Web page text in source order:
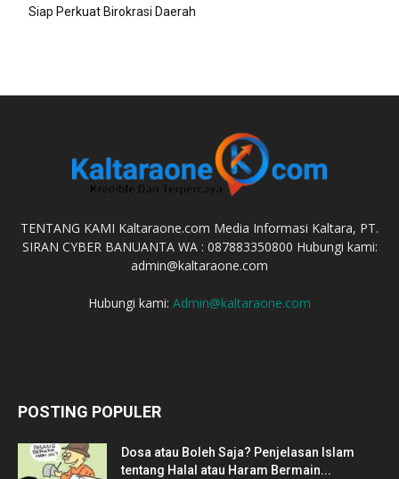
Siap Perkuat Birokrasi Daerah
TENTANG KAMI Kaltaraone.com Media Informasi Kaltara, PT.
SIRAN CYBER BANUANTA WA : 087883350800 Hubungi kami:
admin@kaltaraone.com
Hubungi kami: Admin@kaltaraone.com
POSTING POPULER
Dosa atau Boleh Saja? Penjelasan Islam
tentang Halal atau Haram Bermain...